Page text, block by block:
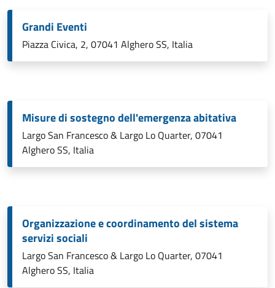
Grandi Eventi
Piazza Civica, 2, 07041 Alghero SS, Italia
Misure di sostegno dell'emergenza abitativa
Largo San Francesco & Largo Lo Quarter, 07041
Alghero SS, Italia
Organizzazione e coordinamento del sistema
servizi sociali
Largo San Francesco & Largo Lo Quarter, 07041
Alghero SS, Italia